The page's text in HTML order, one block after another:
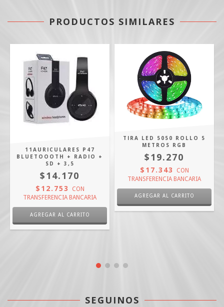
PRODUCTOS SIMILARES
11AURICULARES P47
BLUETOOOTH + RADIO +
SD + 3,5
$14.170
$12.753
CON
TRANSFERENCIA BANCARIA
TIRA LED 5050 ROLLO 5
METROS RGB
$19.270
$17.343
CON
TRANSFERENCIA BANCARIA
SEGUINOS